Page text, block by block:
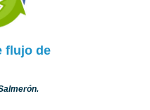
flujo de